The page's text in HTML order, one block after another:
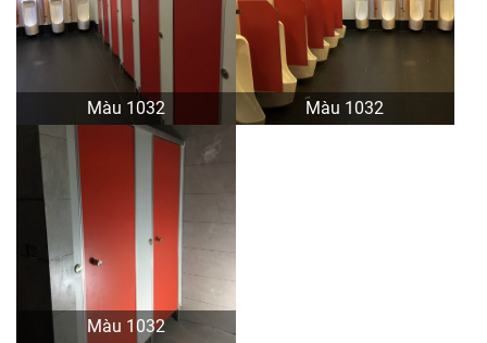
Màu 1032 Màu 1032
Màu 1032